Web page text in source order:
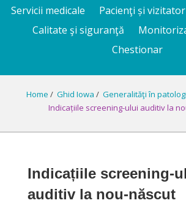
Servicii medicale
Pacienţi și
Calitate şi siguranţă
Chestionar
Home / Ghid Iowa / Generalităţi în
Indicațiile screening-ului auditiv la
Indicațiile screening-
auditiv la nou-născut